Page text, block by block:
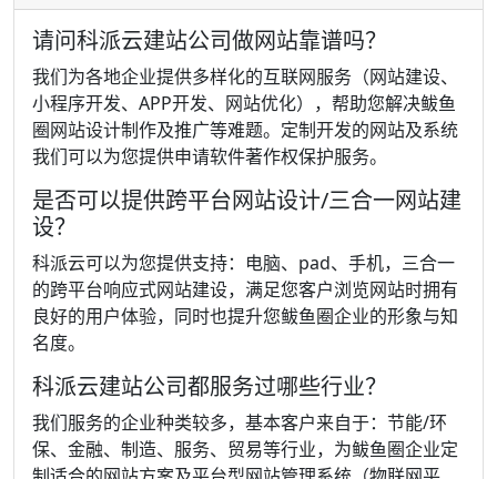
请问科派云建站公司做网站靠谱吗？
我们为各地企业提供多样化的互联网服务（网站建设、
小程序开发、APP开发、网站优化），帮助您解决鲅鱼
圈网站设计制作及推广等难题。定制开发的网站及系统
我们可以为您提供申请软件著作权保护服务。
是否可以提供跨平台网站设计/三合一网站建
设？
科派云可以为您提供支持：电脑、pad、手机，三合一
的跨平台响应式网站建设，满足您客户浏览网站时拥有
良好的用户体验，同时也提升您鲅鱼圈企业的形象与知
名度。
科派云建站公司都服务过哪些行业？
我们服务的企业种类较多，基本客户来自于：节能/环
保、金融、制造、服务、贸易等行业，为鲅鱼圈企业定